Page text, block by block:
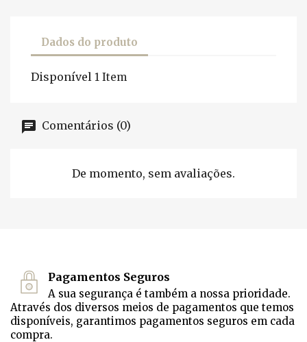
Dados do produto
Disponível 1 Item
Comentários (0)
De momento, sem avaliações.
Pagamentos Seguros
A sua segurança é também a nossa prioridade.
Através dos diversos meios de pagamentos que temos
disponíveis, garantimos pagamentos seguros em cada
compra.